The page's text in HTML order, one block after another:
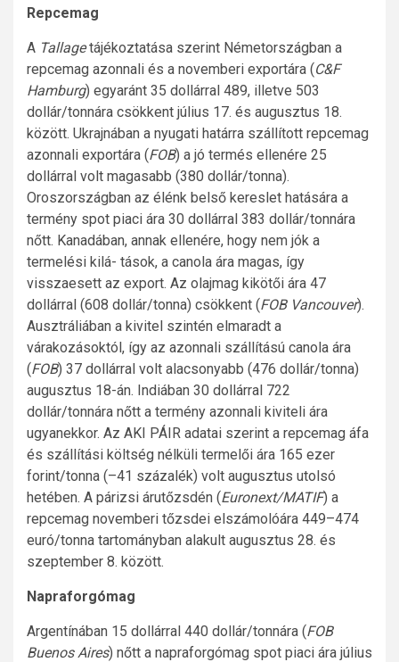
Repcemag
A Tallagetájékoztatása szerint Németországban a
repcemag azonnali és a novemberi exportára (C&F
Hamburg) egyaránt 35 dollárral 489, illetve 503
dollár/tonnára csökkent július 17. és augusztus 18.
között. Ukrajnában a nyugati határra szállított repcemag
azonnali exportára (FOB) a jó termés ellenére 25
dollárral volt magasabb (380 dollár/tonna).
Oroszországban az élénk belső kereslet hatására a
termény spot piaci ára 30 dollárral 383 dollár/tonnára
nőtt. Kanadában, annak ellenére, hogy nem jók a
termelési kilá- tások, a canola ára magas, így
visszaesett az export. Az olajmag kikötői ára 47
dollárral (608 dollár/tonna) csökkent (FOB Vancouver).
Ausztráliában a kivitel szintén elmaradt a
várakozásoktól, így az azonnali szállítású canola ára
(FOB) 37 dollárral volt alacsonyabb (476 dollár/tonna)
augusztus 18-án. Indiában 30 dollárral 722
dollár/tonnára nőtt a termény azonnali kiviteli ára
ugyanekkor. Az AKI PÁIR adatai szerint a repcemag áfa
és szállítási költség nélküli termelői ára 165 ezer
forint/tonna (–41 százalék) volt augusztus utolsó
hetében. A párizsi árutőzsdén (Euronext/MATIF) a
repcemag novemberi tőzsdei elszámolóára 449–474
euró/tonna tartományban alakult augusztus 28. és
szeptember 8. között.
Napraforgómag
Argentínában 15 dollárral 440 dollár/tonnára (FOB
Buenos Aires) nőtt a napraforgómag spot piaci ára július